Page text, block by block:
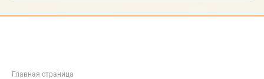
Главная страница